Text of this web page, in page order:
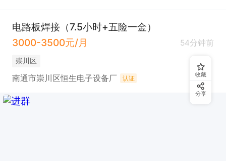
电路板焊接（7.5小时+五险一金）
3000-3500元/月
54分钟前
崇川区
南通市崇川区恒生电子设备厂 认证 收藏
分享